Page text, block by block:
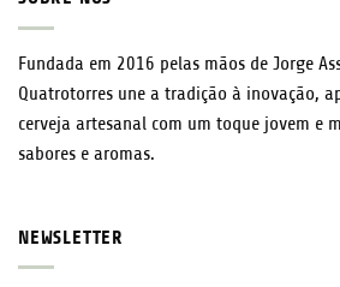
Fundada em 2016 pelas mãos de Jorge
Quatrotorres une a tradição à inovação,
cerveja artesanal com um toque jovem e
sabores e aromas.
NEWSLETTER